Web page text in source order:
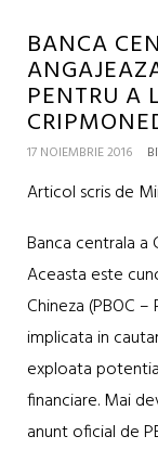
BANCA
PENTRU A
17 NOIEMBRIE 2016
Articol scris de
Banca centrala a
Aceasta este
Chineza (PBOC
implicata in
exploata
financiare. Mai
anunt oficial de